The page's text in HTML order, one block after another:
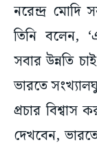
নরেন্দ্র মোদি
তিনি বলেন,
সবার উন্নতি
ভারতে
প্রচার
দেখবেন,